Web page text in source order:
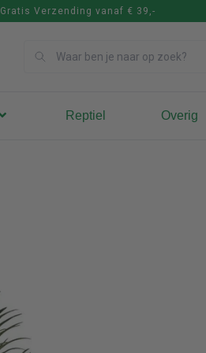
Gratis Verzending vanaf € 39,-
Reptiel Overig